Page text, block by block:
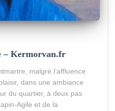
– Kermorvan.fr
malgré l’affluence
dans une ambiance
du quartier, à deux pas
Agile et de la